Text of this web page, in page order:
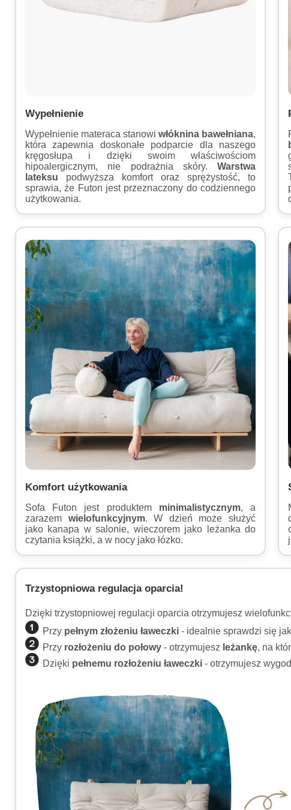
Wypełnienie
Wypełnienie materaca stanowi włóknina bawełniana,
która zapewnia doskonałe podparcie dla naszego
kręgosłupa i dzięki swoim właściwościom
hipoalergicznym, nie podrażnia skóry. Warstwa
lateksu podwyższa komfort oraz sprężystość, to
sprawia, że Futon jest przeznaczony do codziennego
użytkowania.
Komfort użytkowania
Sofa Futon jest produktem minimalistycznym, a
zarazem wielofunkcyjnym. W dzień może służyć
jako kanapa w salonie, wieczorem jako leżanka do
czytania książki, a w nocy jako łózko.
Trzystopniowa regulacja oparcia!
Dzięki trzystopniowej regulacji oparcia otrzymujesz
Przy pełnym złożeniu ławeczki - idealnie sprawdzi się
Przy rozłożeniu do połowy - otrzymujesz leżankę, na
Dzięki pełnemu rozłożeniu ławeczki - otrzymujesz